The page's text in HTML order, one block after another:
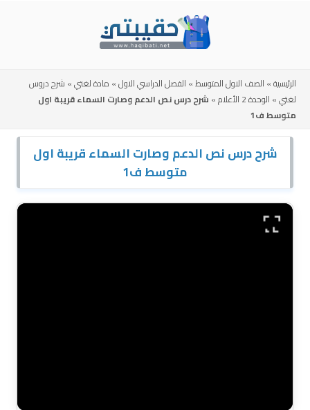
الرئيسية» الصف الاول المتوسط» الفصل الدراسي الاول» مادة لغتي» شرح دروس
لغتي» الوحدة 2 الأعلام » شرح درس نص الدعم وصارت السماء قريبة اول
متوسط ف1
شرح درس نص الدعم وصارت السماء قريبة اول
متوسط ف1